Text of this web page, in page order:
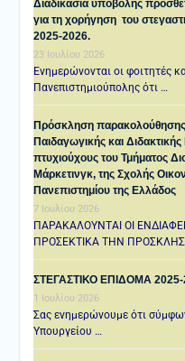
Διαδικασία υποβολής
για τη χορήγηση του
2025-2026.
23 Ιουλίου 2026
Ενημερώνονται οι φοιτητές
Πανεπιστημιούπολης ότι …
Πρόσκληση
Παιδαγωγικής και
πτυχιούχους του Τμήματος
Μάρκετινγκ, της Σχολής
Πανεπιστημίου της Ελλάδος
7 Ιουλίου 2026
ΠΑΡΑΚΑΛΟΥΝΤΑΙ ΟΙ
ΠΡΟΣΕΚΤΙΚΑ ΤΗΝ
ΣΤΕΓΑΣΤΙΚΟ ΕΠΙΔΟΜΑ 2025-
1 Ιουλίου 2026
Σας ενημερώνουμε ότι
Υπουργείου …